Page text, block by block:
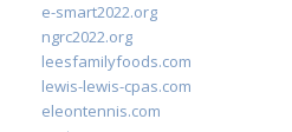
e-smart2022.org
ngrc2022.org
leesfamilyfoods.com
lewis-lewis-cpas.com
eleontennis.com